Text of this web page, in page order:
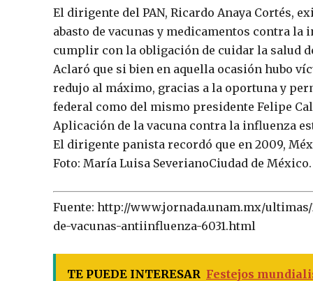
El dirigente del PAN, Ricardo Anaya Cortés,
abasto de vacunas y medicamentos contra
cumplir con la obligación de cuidar la salud
Aclaró que si bien en aquella ocasión hubo
redujo al máximo, gracias a la oportuna y
federal como del mismo presidente Felipe
Aplicación de la vacuna contra la influenza
El dirigente panista recordó que en 2009,
Foto: María Luisa SeverianoCiudad de México.
Fuente: http://www.jornada.unam.mx/
de-vacunas-antiinfluenza-6031.html
TE PUEDE INTERESAR Festejos